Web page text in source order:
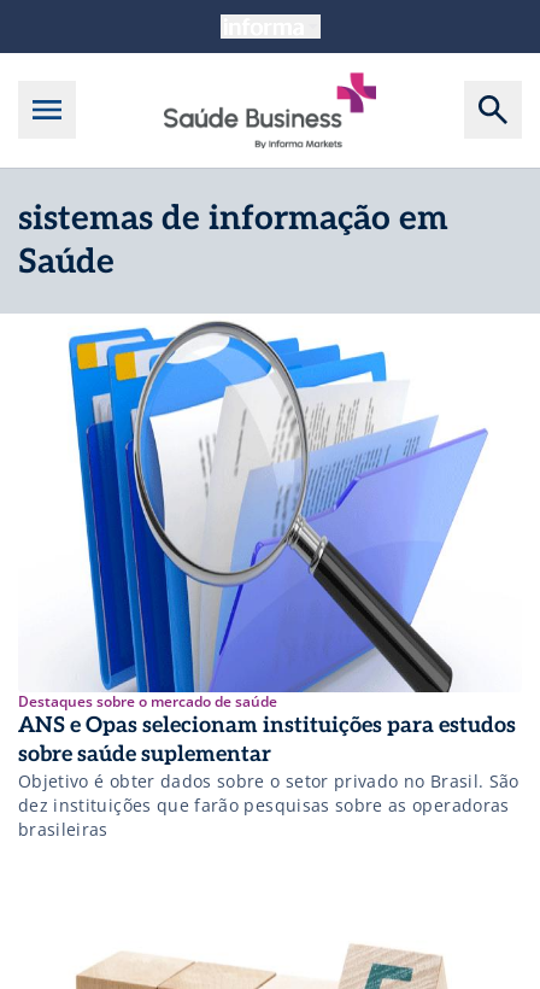
sistemas de informação em
Saúde
Destaques sobre o mercado de saúde
ANS e Opas selecionam instituições para estudos
sobre saúde suplementar
Objetivo é obter dados sobre o setor privado no Brasil. São
dez instituições que farão pesquisas sobre as operadoras
brasileiras